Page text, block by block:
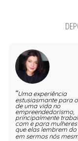
Uma experiência
estusiasmante para
de uma vida no
empreendedorismo,
principalmente
com e para
que elas lembrem
em sermos nós